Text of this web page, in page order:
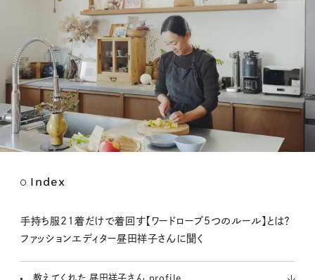
t
Index
手持ち服21着だけで着回す【ワードローブ5つのルール】とは？
ファッションエディター昼田祥子さんに聞く